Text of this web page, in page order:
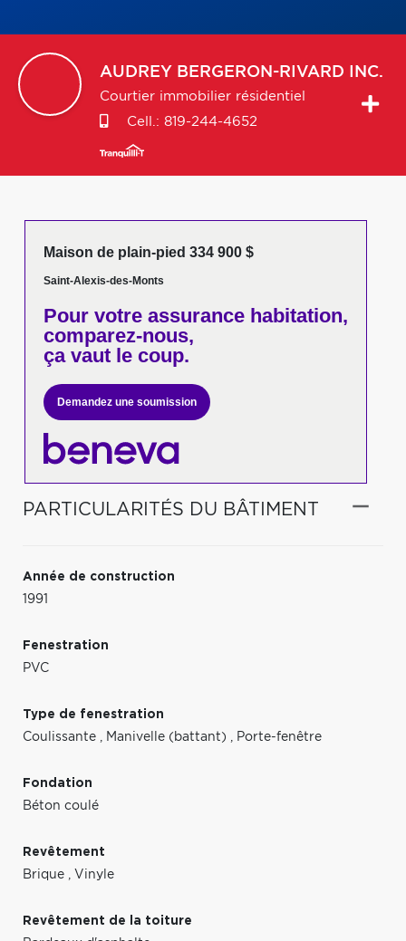
AUDREY BERGERON-RIVARD INC.
Courtier immobilier résidentiel
Cell.: 819-244-4652
Maison de plain-pied 334 900 $
Saint-Alexis-des-Monts
Pour votreassurance habitation,
comparez-nous,
ça vaut le coup.
Demandez une soumission
PARTICULARITÉS DU BÂTIMENT
Année de construction
1991
Fenestration
PVC
Type de fenestration
Coulissante , Manivelle (battant) , Porte-fenêtre
Fondation
Béton coulé
Revêtement
Brique , Vinyle
Revêtement de la toiture